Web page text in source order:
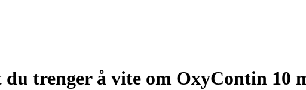
trenger å vite om OxyContin 10